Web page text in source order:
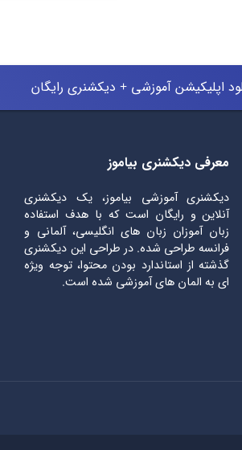
اپلیکیشن آموزشی + دیکشنری رایگان
معرفی دیکشنری بیاموز
دیکشنری آموزشی بیاموز، یک دیکشنری
آنلاین و رایگان است که با هدف استفاده
زبان آموزان زبان های انگلیسی، آلمانی و
فرانسه طراحی شده. در طراحی این دیکشنری
گذشته از استاندارد بودن محتوا، توجه ویژه
ای به المان های آموزشی شده است.